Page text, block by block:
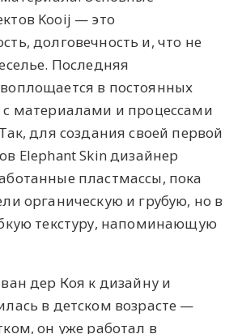
Kooij — это
долговечность и, что не
Последняя
в постоянных
с материалами и процессами
для создания своей первой
Elephant Skin дизайнер
пластмассы, пока
органическую и грубую, но в
текстуру, напоминающую
дер Коя к дизайну и
в детском возрасте —
он уже работал в